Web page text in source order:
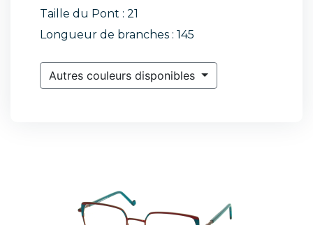
Taille du Pont : 21
Longueur de branches : 145
Autres couleurs disponibles